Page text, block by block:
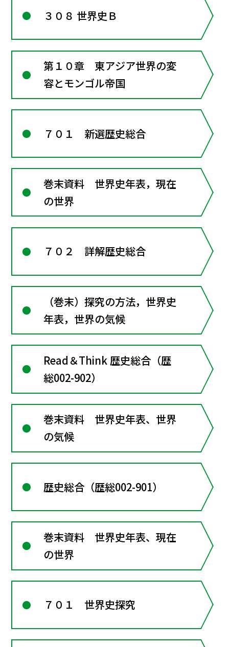
３０８ 世界史Ｂ
第１０章 東アジア世界の変
容とモンゴル帝国
７０１ 新選歴史総合
巻末資料 世界史年表，現在
の世界
７０２ 詳解歴史総合
（巻末）探究の方法，世界史
年表，世界の気候
Read＆Think 歴史総合（歴
総002-902）
巻末資料 世界史年表、世界
の気候
歴史総合（歴総002-901）
巻末資料 世界史年表、現在
の世界
７０１ 世界史探究